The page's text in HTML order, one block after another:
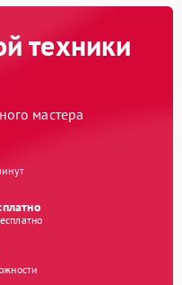
техники
мастера